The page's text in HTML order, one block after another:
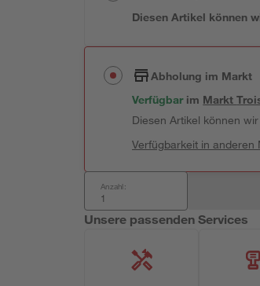
Diesen Artikel können
Abholung im Markt
Verfügbar im Markt
Diesen Artikel können
Verfügbarkeit in anderen
Anzahl:
Unsere passenden Services